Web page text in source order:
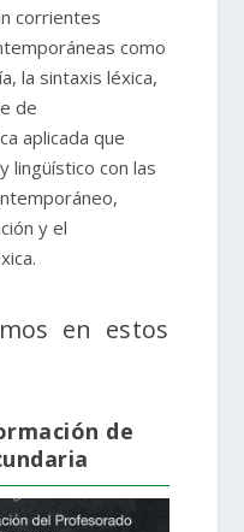
corrientes
como
la sintaxis léxica,
de
aplicada que
lingüístico con las
y el
en estos
de